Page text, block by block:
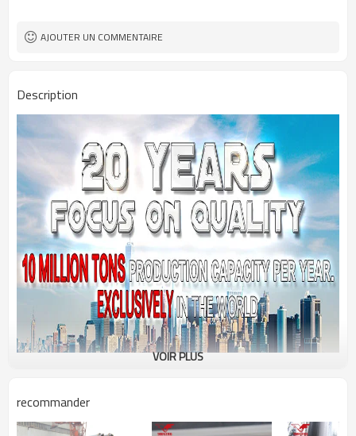
AJOUTER UN COMMENTAIRE
Description
VOIR PLUS
recommander